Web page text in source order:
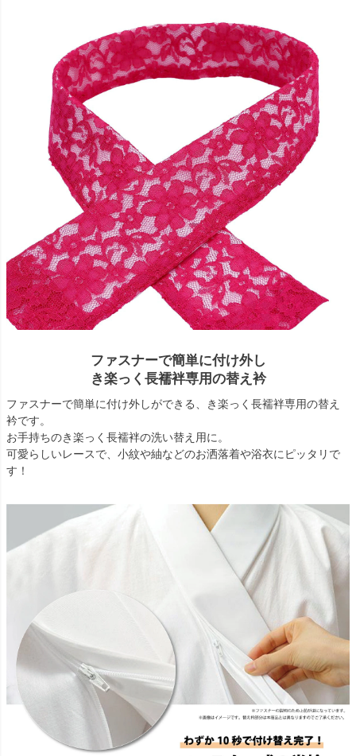
ファスナーで簡単に付け外し
き楽っく長襦袢専用の替え衿
ファスナーで簡単に付け外しができる、き楽っく長襦袢専用の替え
衿です。
お手持ちのき楽っく長襦袢の洗い替え用に。
可愛らしいレースで、小紋や紬などのお洒落着や浴衣にピッタリで
す！